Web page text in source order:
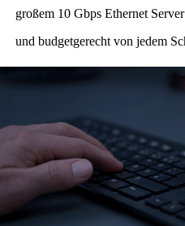
großem 10 Gbps Ethernet
und budgetgerecht von jedem